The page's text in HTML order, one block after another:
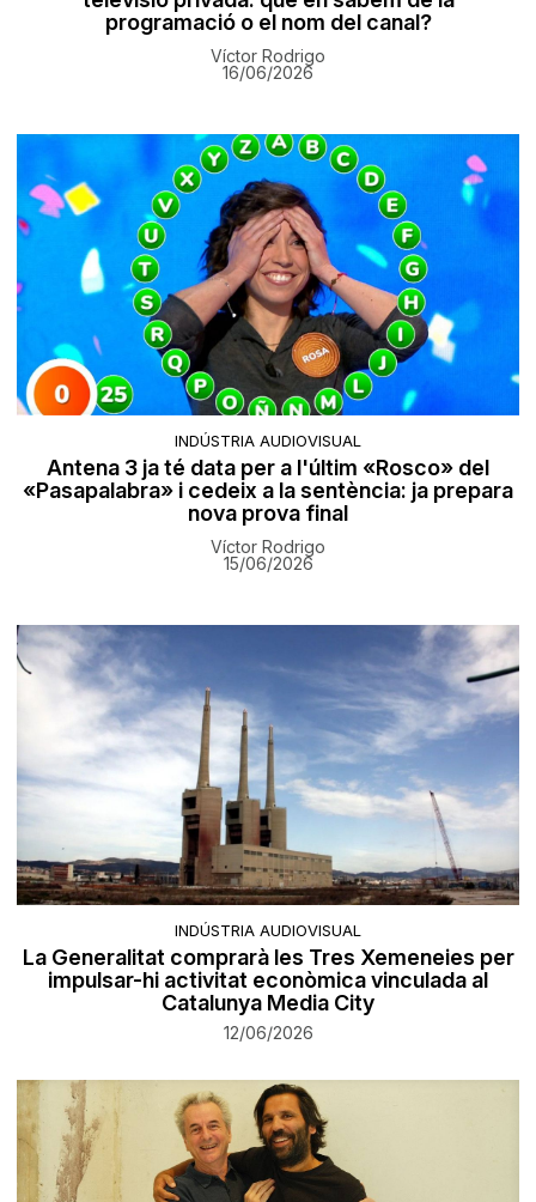
programació o el nom del canal?
Víctor Rodrigo
16/06/2026
INDÚSTRIA AUDIOVISUAL
Antena 3 ja té data per a l'últim «Rosco» del
«Pasapalabra» i cedeix a la sentència: ja prepara
nova prova final
Víctor Rodrigo
15/06/2026
INDÚSTRIA AUDIOVISUAL
La Generalitat comprarà les Tres Xemeneies per
impulsar-hi activitat econòmica vinculada al
Catalunya Media City
12/06/2026